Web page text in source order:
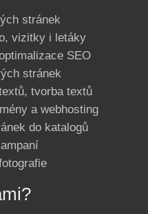
stránek
vizitky i letáky
SEO
stránek
tvorba textů
a webhosting
do katalogů